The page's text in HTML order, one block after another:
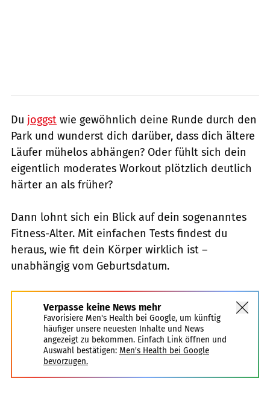
Du joggst wie gewöhnlich deine Runde durch den
Park und wunderst dich darüber, dass dich ältere
Läufer mühelos abhängen? Oder fühlt sich dein
eigentlich moderates Workout plötzlich deutlich
härter an als früher?
Dann lohnt sich ein Blick auf dein sogenanntes
Fitness-Alter. Mit einfachen Tests findest du
heraus, wie fit dein Körper wirklich ist –
unabhängig vom Geburtsdatum.
Verpasse keine News mehr
Favorisiere Men's Health bei Google, um künftig
häufiger unsere neuesten Inhalte und News
angezeigt zu bekommen. Einfach Link öffnen und
Auswahl bestätigen: Men's Health bei Google
bevorzugen.